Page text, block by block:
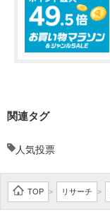
関連タグ
人気投票
TOP > リサーチ >